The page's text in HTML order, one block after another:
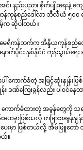
င်၊ နည်းပညာ၊ စိုက်ပျိုးရေးနဲ့
န်ကုန်စည်ဒေါ်လာ ဘီလီယံ ၅၀၀
က ဆိုပါတယ်။
ရိကန်ဘက်က အိန္ဒိယကုန်စည်တွေ
ာက်ပိုင်း နှစ်နိုင်ငံ ကုန်သွယ်ရေ
ကောက်ခံတဲ့ အမြင့်ဆုံးနှုန်းဖြစ်
ဒဏ်ကြေးခွန်လည်း ပါဝင်နေတာ
း ကောက်ခံထားတဲ့ အခွန်တွေကို
ပေးမှာဖြစ်သလို တခြားအခွန်
ပေးမှာ ဖြစ်တယ်လို့ အိမ်ဖြူတေ
။